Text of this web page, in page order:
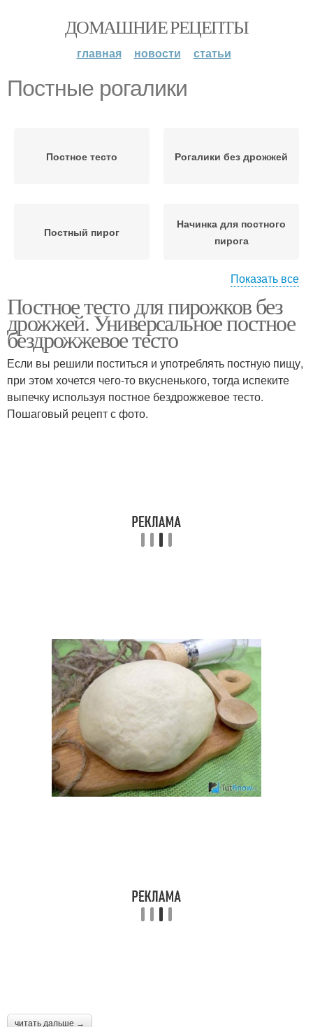
ДОМАШНИЕ РЕЦЕПТЫ
главная новости статьи
Постные рогалики
Постное тесто Рогалики без дрожжей
Постный пирог
Начинка для постного
пирога
выпечки
Постные пирожки
Показать все
Постное тесто для пирожков без
дрожжей. Универсальное постное
бездрожжевое тесто
Если вы решили поститься и употреблять постную пищу,
при этом хочется чего-то вкусненького, тогда испеките
выпечку используя постное бездрожжевое тесто.
Пошаговый рецепт с фото.
читать дальше →